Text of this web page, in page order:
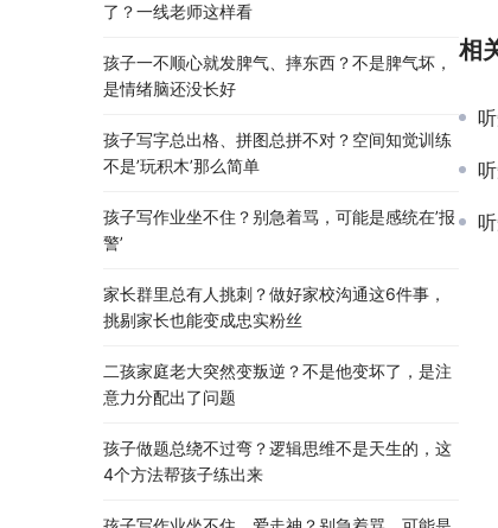
相
了？一线老师这样看
孩子一不顺心就发脾气、摔东西？不是脾气坏，
是情绪脑还没长好
孩子写字总出格、拼图总拼不对？空间知觉训练
不是’玩积木’那么简单
孩子写作业坐不住？别急着骂，可能是感统在’报
警’
家长群里总有人挑刺？做好家校沟通这6件事，
挑剔家长也能变成忠实粉丝
二孩家庭老大突然变叛逆？不是他变坏了，是注
意力分配出了问题
孩子做题总绕不过弯？逻辑思维不是天生的，这
4个方法帮孩子练出来